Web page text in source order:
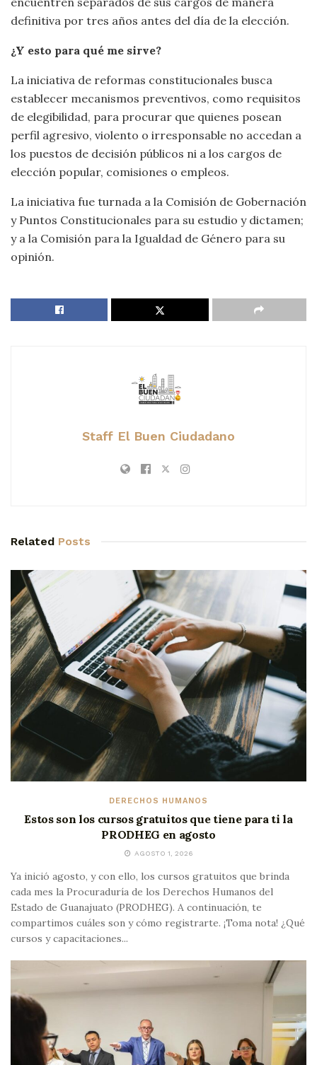
definitiva por tres años antes del día de la elección.
¿Y esto para qué me sirve?
La iniciativa de reformas constitucionales busca
establecer mecanismos preventivos, como requisitos
de elegibilidad, para procurar que quienes posean
perfil agresivo, violento o irresponsable no accedan a
los puestos de decisión públicos ni a los cargos de
elección popular, comisiones o empleos.
La iniciativa fue turnada a la Comisión de Gobernación
y Puntos Constitucionales para su estudio y dictamen;
y a la Comisión para la Igualdad de Género para su
opinión.
Staff El Buen Ciudadano
Related Posts
DERECHOS HUMANOS
Estos son los cursos gratuitos que tiene para ti la
PRODHEG en agosto
AGOSTO 1, 2026
Ya inició agosto, y con ello, los cursos gratuitos que brinda
cada mes la Procuraduría de los Derechos Humanos del
Estado de Guanajuato (PRODHEG). A continuación, te
compartimos cuáles son y cómo registrarte. ¡Toma nota! ¿Qué
cursos y capacitaciones...